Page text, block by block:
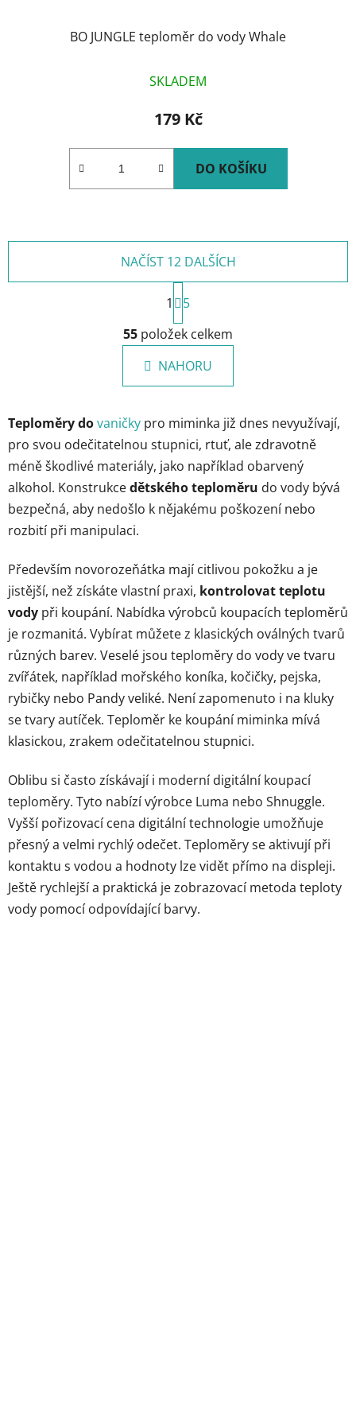
BO JUNGLE teploměr do vody Whale
SKLADEM
179 Kč
DO KOŠÍKU
O
v
l
á
d
c
í
p
v
k
ý
p
i
s
u
NAČÍST 12 DALŠÍCH
S
t
r
á
n
k
n
í
1
5
55 položek celkem
NAHORU
Teploměry dovaničky pro miminka již dnes nevyužívají,
pro svou odečitatelnou stupnici, rtuť, ale zdravotně
méně škodlivé materiály, jako například obarvený
alkohol. Konstrukcedětského teploměru do vody bývá
bezpečná, aby nedošlo k nějakému poškození nebo
rozbití při manipulaci.
Především novorozeňátka mají citlivou pokožku a je
jistější, než získáte vlastní praxi, kontrolovat teplotu
vody při koupání. Nabídka výrobců koupacích teploměrů
je rozmanitá. Vybírat můžete z klasických oválných tvarů
různých barev. Veselé jsou teploměry do vody ve tvaru
zvířátek, například mořského koníka, kočičky, pejska,
rybičky nebo Pandy veliké. Není zapomenuto i na kluky
se tvary autíček. Teploměr ke koupání miminka mívá
klasickou, zrakem odečitatelnou stupnici.
Oblibu si často získávají i moderní digitální koupací
teploměry. Tyto nabízí výrobce Luma nebo Shnuggle.
Vyšší pořizovací cena digitální technologie umožňuje
přesný a velmi rychlý odečet. Teploměry se aktivují při
kontaktu s vodou a hodnoty lze vidět přímo na displeji.
Ještě rychlejší a praktická je zobrazovací metoda teploty
vody pomocí odpovídající barvy.